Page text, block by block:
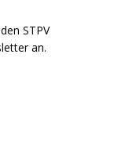
STPV
an.